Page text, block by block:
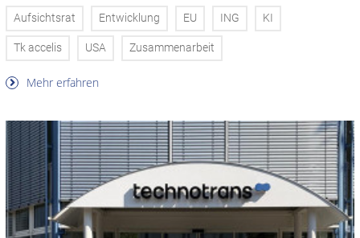
Aufsichtsrat Entwicklung EU ING KI
Tk accelis USA Zusammenarbeit
Mehr erfahren